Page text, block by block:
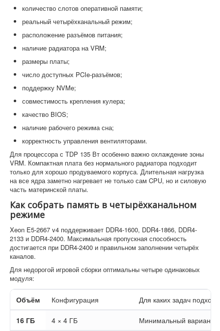
количество слотов оперативной памяти;
реальный четырёхканальный режим;
расположение разъёмов питания;
наличие радиатора на VRM;
размеры платы;
число доступных PCIe-разъёмов;
поддержку NVMe;
совместимость крепления кулера;
качество BIOS;
наличие рабочего режима сна;
корректность управления вентиляторами.
Для процессора с TDP 135 Вт особенно важно охлаждение зоны
VRM. Компактная плата без нормального радиатора подходит
только для хорошо продуваемого корпуса. Длительная нагрузка
на все ядра заметно нагревает не только сам CPU, но и силовую
часть материнской платы.
Как собрать память в четырёхканальном
режиме
Xeon E5-2667 v4 поддерживает DDR4-1600, DDR4-1866, DDR4-
2133 и DDR4-2400. Максимальная пропускная способность
достигается при DDR4-2400 и правильном заполнении четырёх
каналов.
Для недорогой игровой сборки оптимальны четыре одинаковых
модуля:
Объём Конфигурация Для каких задач
16 ГБ 4 × 4 ГБ Минимальный вариант